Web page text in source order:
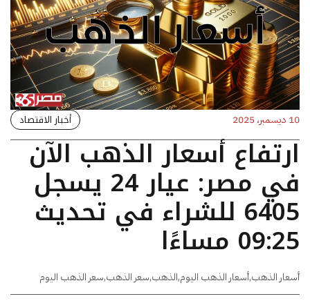
10 ديسمبر، 2025 أخبار الاقتصاد
ارتفاع أسعار الذهب الآن
في مصر: عيار 24 يسجل
6405 للشراء في تحديث
09:25 مساءًا
أسعار الذهب,أسعار الذهب اليوم,الذهب,سعر الذهب,سعر الذهب اليوم